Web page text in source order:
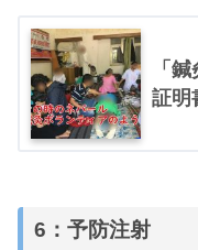
「
証明
6：予防注射